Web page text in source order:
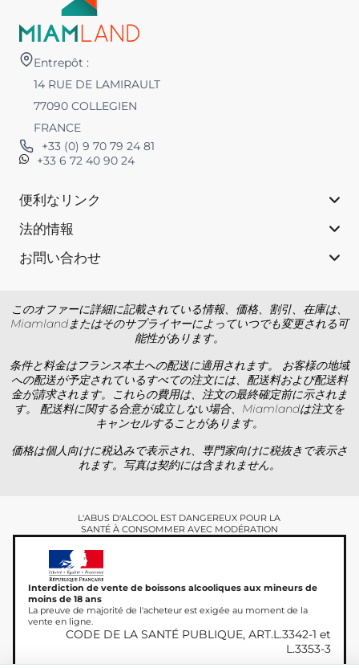
Entrepôt :
14 RUE DE LAMIRAULT
77090 COLLEGIEN
FRANCE
+33 (0) 9 70 79 24 81
+33 6 72 40 90 24
便利なリンク
法的情報
お問い合わせ
このオファーに詳細に記載されている情報、価格、割引、在庫は、
Miamlandまたはそのサプライヤーによっていつでも変更される可
能性があります。
条件と料金はフランス本土への配送に適用されます。 お客様の地域
への配送が予定されているすべての注文には、配送料および配送料
金が請求されます。これらの費用は、注文の最終確定前に示されま
す。 配送料に関する合意が成立しない場合、Miamlandは注文を
キャンセルすることがあります。
価格は個人向けに税込みで表示され、専門家向けに税抜きで表示さ
れます。写真は契約には含まれません。
L'ABUS D'ALCOOL EST DANGEREUX POUR LA
SANTÉ À CONSOMMER AVEC MODÉRATION
Interdiction de vente de boissons alcooliques aux mineurs de
moins de 18 ans
La preuve de majorité de l'acheteur est exigée au moment de la
vente en ligne.
CODE DE LA SANTÉ PUBLIQUE, ART.L.3342-1 et
L.3353-3